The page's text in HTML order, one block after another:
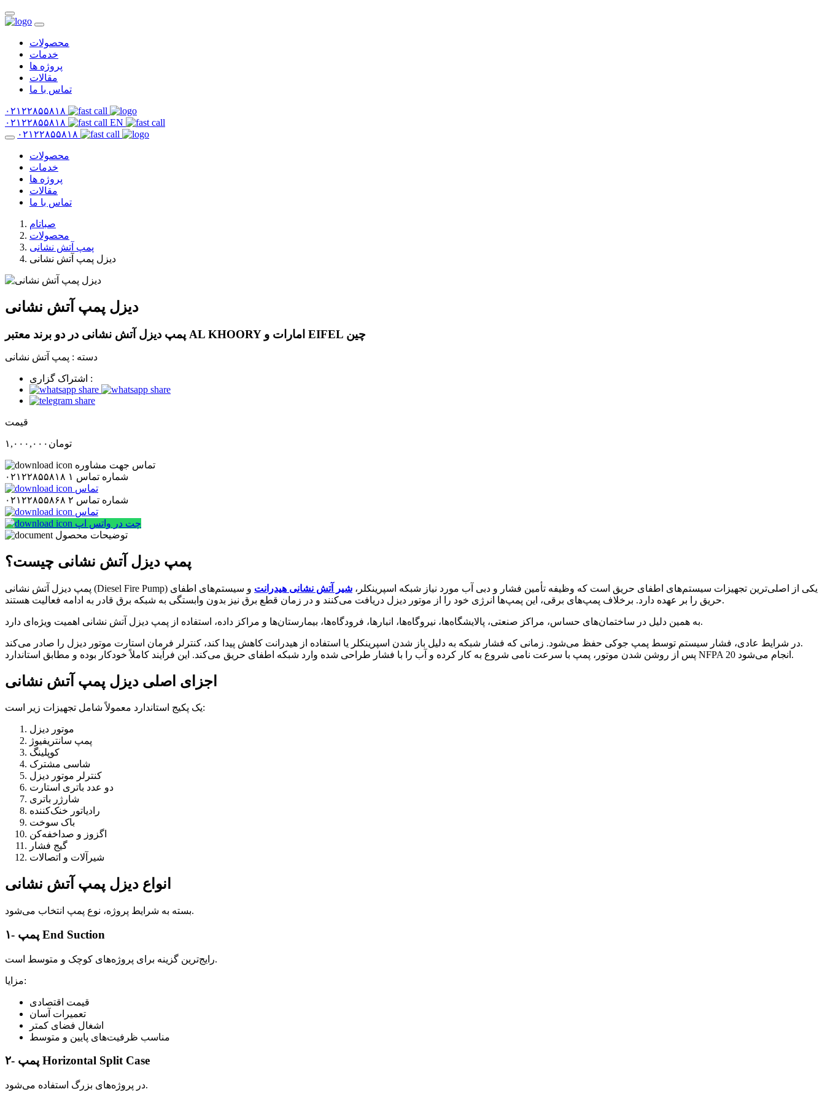
محصولات
خدمات
پروژه ها
مقالات
تماس با ما
۰۲۱۲۲۸۵۵۸۱۸
۰۲۱۲۲۸۵۵۸۱۸
EN
۰۲۱۲۲۸۵۵۸۱۸
محصولات
خدمات
پروژه ها
مقالات
تماس با ما
صباتام
محصولات
پمپ آتش نشانی
دیزل پمپ آتش نشانی
دیزل پمپ آتش نشانی
پمپ دیزل آتش نشانی در دو برند معتبر AL KHOORY امارات و EIFEL چین
دسته : پمپ آتش نشانی
اشتراک گزاری :
قیمت
۱,۰۰۰,۰۰۰ تومان
تماس جهت مشاوره
شماره تماس ۱
۰۲۱۲۲۸۵۵۸۱۸
تماس
شماره تماس ۲
۰۲۱۲۲۸۵۵۸۶۸
تماس
چت در واتس اپ
توضیحات محصول
پمپ دیزل آتش نشانی چیست؟
پمپ دیزل آتش نشانی (Diesel Fire Pump) یکی از اصلی‌ترین تجهیزات سیستم‌های اطفای حریق است که وظیفه تأمین فشار و دبی آب مورد نیاز شبکه اسپرینکلر، شیر آتش نشانی هیدرانت و سیستم‌های اطفای
حریق را بر عهده دارد. برخلاف پمپ‌های برقی، این پمپ‌ها انرژی خود را از موتور دیزل دریافت می‌کنند و در زمان قطع برق نیز بدون وابستگی به شبکه برق قادر به ادامه فعالیت هستند.
به همین دلیل در ساختمان‌های حساس، مراکز صنعتی، پالایشگاه‌ها، نیروگاه‌ها، انبارها، فرودگاه‌ها، بیمارستان‌ها و مراکز داده، استفاده از پمپ دیزل آتش نشانی اهمیت ویژه‌ای دارد.
در شرایط عادی، فشار سیستم توسط پمپ جوکی حفظ می‌شود. زمانی که فشار شبکه به دلیل باز شدن اسپرینکلر یا استفاده از هیدرانت کاهش پیدا کند، کنترلر فرمان استارت موتور دیزل را صادر می‌کند.
پس از روشن شدن موتور، پمپ با سرعت نامی شروع به کار کرده و آب را با فشار طراحی شده وارد شبکه اطفای حریق می‌کند. این فرآیند کاملاً خودکار بوده و مطابق استاندارد NFPA 20 انجام می‌شود.
اجزای اصلی دیزل پمپ آتش نشانی
یک پکیج استاندارد معمولاً شامل تجهیزات زیر است:
موتور دیزل
پمپ سانتریفیوژ
کوپلینگ
شاسی مشترک
کنترلر موتور دیزل
دو عدد باتری استارت
شارژر باتری
رادیاتور خنک‌کننده
باک سوخت
اگزوز و صداخفه‌کن
گیج فشار
شیرآلات و اتصالات
انواع دیزل پمپ آتش نشانی
بسته به شرایط پروژه، نوع پمپ انتخاب می‌شود.
۱- پمپ End Suction
رایج‌ترین گزینه برای پروژه‌های کوچک و متوسط است.
مزایا:
قیمت اقتصادی
تعمیرات آسان
اشغال فضای کمتر
مناسب ظرفیت‌های پایین و متوسط
۲- پمپ Horizontal Split Case
در پروژه‌های بزرگ استفاده می‌شود.